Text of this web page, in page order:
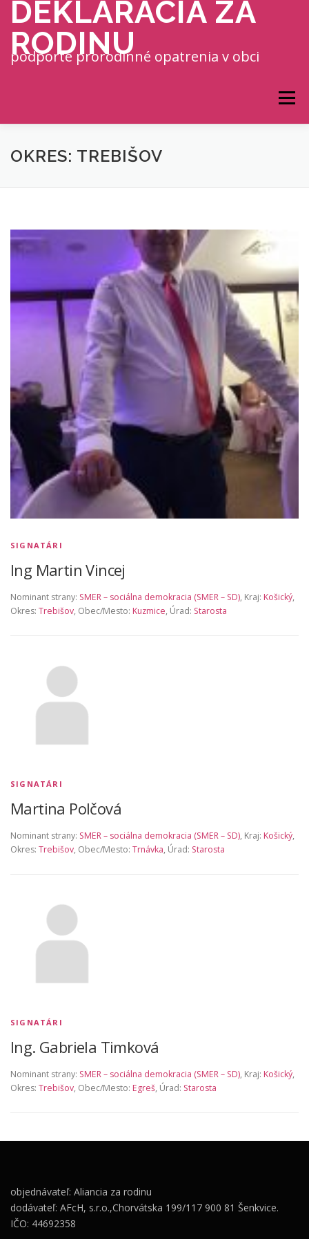
Prejsť na obsah
DEKLARÁCIA ZA
RODINU
podporte prorodinné opatrenia v obci
Menu
OKRES: TREBIŠOV
SIGNATÁRI
Ing Martin Vincej
Nominant strany: SMER – sociálna demokracia (SMER – SD), Kraj: Košický,
Okres: Trebišov, Obec/Mesto: Kuzmice, Úrad: Starosta
SIGNATÁRI
Martina Polčová
Nominant strany: SMER – sociálna demokracia (SMER – SD), Kraj: Košický,
Okres: Trebišov, Obec/Mesto: Trnávka, Úrad: Starosta
SIGNATÁRI
Ing. Gabriela Timková
Nominant strany: SMER – sociálna demokracia (SMER – SD), Kraj: Košický,
Okres: Trebišov, Obec/Mesto: Egreš, Úrad: Starosta
objednávateľ: Aliancia za rodinu
dodávateľ: AFcH, s.r.o.,Chorvátska 199/117 900 81 Šenkvice.
IČO: 44692358